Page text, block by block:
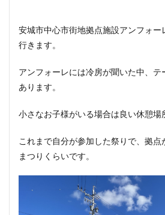
安城市中心市街地拠点施設アンフォー
行きます。
アンフォーレには冷房が聞いた中、
あります。
小さなお子様がいる場合は良い休憩場
これまで自分が参加した祭りで、拠
まつりくらいです。